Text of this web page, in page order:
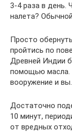
3-4 раза в
налета?
Просто
пройтись по
Древней Индии
помощью масла.
вооружение и вы.
Достаточно
10 минут,
от вредных